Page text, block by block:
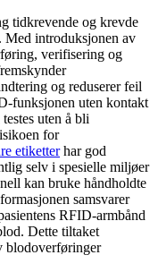
tidkrevende og krevde
introduksjonen av
verifisering og
og reduserer feil
funksjonen uten kontakt
uten å bli
for
etiketterhar god
selv i spesielle miljøer
kan bruke håndholdte
samsvarer
RFID-armbånd
Dette tiltaket
blodoverføringer